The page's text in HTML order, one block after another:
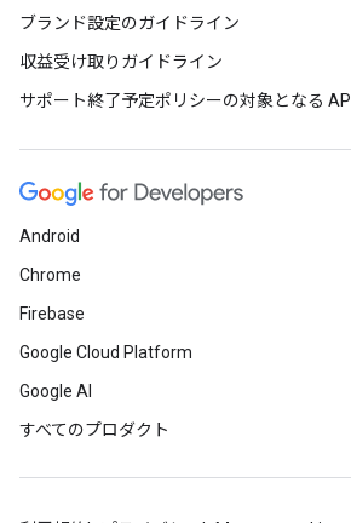
ブランド設定のガイドライン
収益受け取りガイドライン
サポート終了予定ポリシーの対象となる API
Android
Chrome
Firebase
Google Cloud Platform
Google AI
すべてのプロダクト